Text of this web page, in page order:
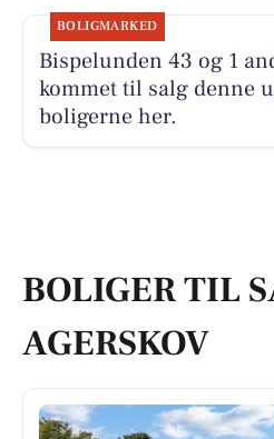
BOLIGMARKED
Bispelunden 43 og 1
kommet til salg denne
boligerne her.
BOLIGER TIL
AGERSKOV